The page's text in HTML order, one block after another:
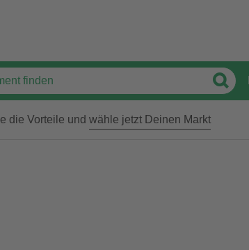
die Vorteile und wähle jetzt Deinen Markt